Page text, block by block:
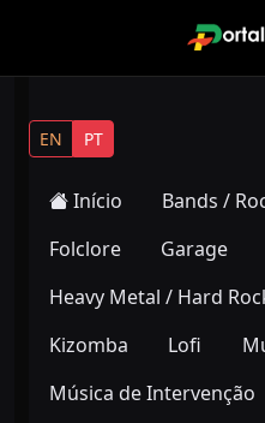
EN PT
Início Bands /
Folclore
Garage
Heavy Metal / Hard
Kizomba
Lofi
Música de Intervenção